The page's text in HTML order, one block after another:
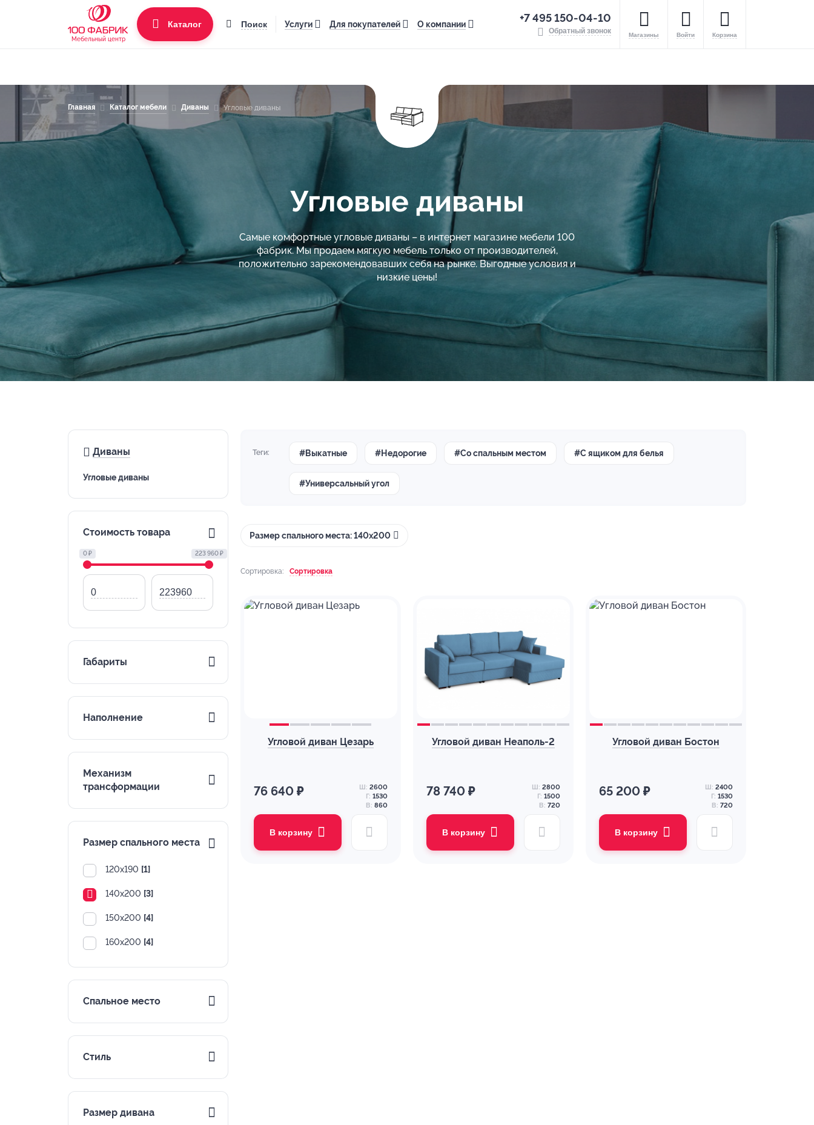
Мебельный центр
Каталог Поиск Услуги Для покупателей О компании +7 495 150-04-10
Обратный звонок Магазины Войти Корзина
Главная Каталог мебели Диваны Угловые диваны
Угловые диваны
Самые комфортные угловые диваны – в интернет магазине мебели 100
фабрик. Мы продаем мягкую мебель только от производителей,
положительно зарекомендовавших себя на рынке. Выгодные условия и
низкие цены!
Диваны
Угловые диваны
Стоимость товара
0 ₽ 223 960 ₽
Габариты
Наполнение
Механизм
трансформации
Размер спального места
120х190 [1]
140х200 [3]
150х200 [4]
160х200 [4]
Спальное место
Стиль
Размер дивана
Теги: #Выкатные #Недорогие #Со спальным местом #С ящиком для белья
#Универсальный угол
Размер спального места: 140х200
Сортировка: Сортировка
Угловой диван Цезарь
76 640 ₽ Ш: 2600
Г: 1530
В: 860
В корзину
Угловой диван Неаполь-2
78 740 ₽ Ш: 2800
Г: 1500
В: 720
В корзину
Угловой диван Бостон
65 200 ₽ Ш: 2400
Г: 1530
В: 720
В корзину